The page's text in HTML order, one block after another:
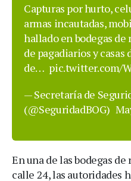
Capturas por hurto,
armas incautadas,
hallado en bodegas
de pagadiarios y
de… pic.twitter.com/
— Secretaría de
(@SeguridadBOG)
En una de las bodegas
calle 24, las autoridades